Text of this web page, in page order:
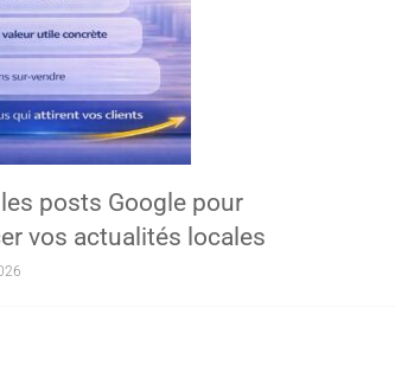
posts Google pour
vos actualités locales